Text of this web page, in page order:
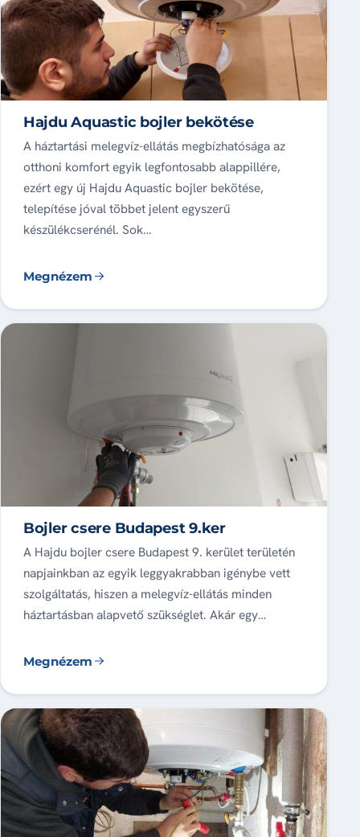
Hajdu Aquastic bojler bekötése
A háztartási melegvíz-ellátás megbízhatósága az
otthoni komfort egyik legfontosabb alappillére,
ezért egy új Hajdu Aquastic bojler bekötése,
telepítése jóval többet jelent egyszerű
készülékcserénél. Sok…
Megnézem
Bojler csere Budapest 9.ker
A Hajdu bojler csere Budapest 9. kerület területén
napjainkban az egyik leggyakrabban igénybe vett
szolgáltatás, hiszen a melegvíz-ellátás minden
háztartásban alapvető szükséglet. Akár egy…
Megnézem